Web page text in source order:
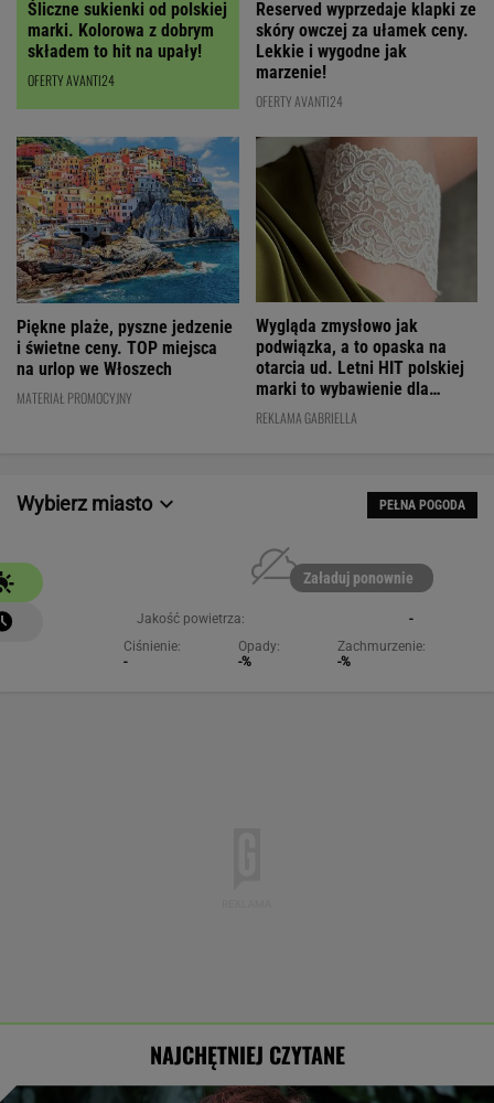
Śliczne sukienki od polskiej
marki. Kolorowa z dobrym
składem to hit na upały!
OFERTY AVANTI24
Reserved wyprzedaje klapki ze
skóry owczej za ułamek ceny.
Lekkie i wygodne jak
marzenie!
OFERTY AVANTI24
Piękne plaże, pyszne jedzenie
i świetne ceny. TOP miejsca
na urlop we Włoszech
MATERIAŁ PROMOCYJNY
Wygląda zmysłowo jak
podwiązka, a to opaska na
otarcia ud. Letni HIT polskiej
marki to wybawienie dla
kobiet!
REKLAMA GABRIELLA
Wybierz miasto PEŁNA POGODA
Załaduj ponownie
Jakość powietrza:
-
Ciśnienie:
-
Opady:
-%
Zachmurzenie:
-%
NAJCHĘTNIEJ CZYTANE